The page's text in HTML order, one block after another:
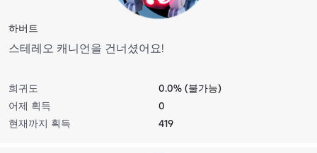
하버트
스테레오 캐니언을 건너셨어요!
희귀도
0.0% (불가능)
어제 획득
0
현재까지 획득
419